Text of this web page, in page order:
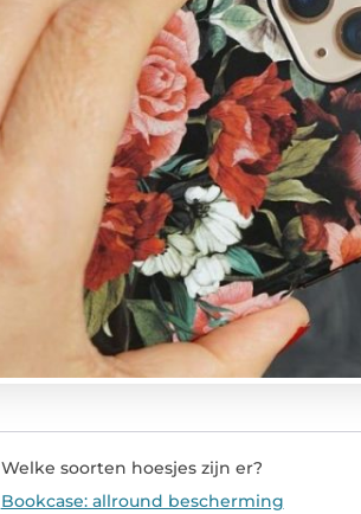
Welke soorten hoesjes zijn er?
Bookcase: allround bescherming